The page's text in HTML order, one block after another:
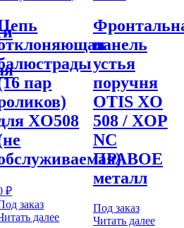
пар
XO508
₽
заказ
далее
панель
устья
поручня
OTIS XO
508 / XOP
NC
ПРАВОЕ
металл
Под заказ
Читать далее